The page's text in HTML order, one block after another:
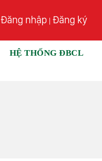
Đăng nhập |Đăng ký
HỆ THỐNG ĐBCL